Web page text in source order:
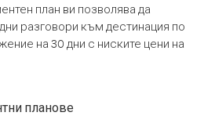
план ви позволява да
разговори към дестинация по
на 30 дни с ниските цени на
планове